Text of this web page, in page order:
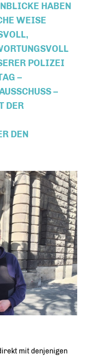
HABEN
WEISE
POLIZEI
–
–
DER
DEN
mit denjenigen